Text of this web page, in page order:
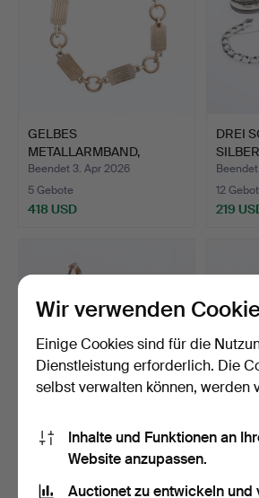
GELBES
METALLARMBAND,
GESTEMPELT 9CT, 10,3…
Beendet 3. Apr 2026
5 Gebote
418 USD
DREI
12
219
GATE-GLIEDER-
ARMBAND AUS 9-
4 Gebote
3
Wir verwenden
Einige Cookies sind für die
Dienstleistung erforderlich. Die
selbst verwalten können, werden
Inhalte und Funktionen an
Website anzupassen.
Auctionet zu entwickeln und